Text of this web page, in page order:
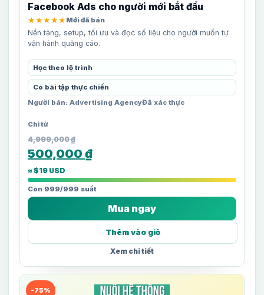
Facebook Ads cho người mới bắt đầu
★★★★★ Mới đã bán
Nền tảng, setup, tối ưu và đọc số liệu cho người muốn tự
vận hành quảng cáo.
Học theo lộ trình
Có bài tập thực chiến
Người bán: Advertising AgencyĐã xác thực
4,999,000₫
500,000 ₫
≈ $19 USD
Còn 999/999 suất
Mua ngay
Thêm vào giỏ
Xem chi tiết
-75%